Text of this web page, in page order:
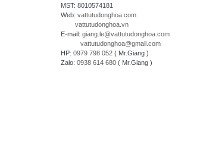
Daiichi Electronics co.,Ltd - Japan
Fuji Electric - Japan
FESTO
FDK Coperation
MST: 8010574181
Web: vattutudonghoa.com
vattutudonghoa.vn
E-mail: giang.le@vattutudonghoa.com
vattutudonghoa@gmail.com
HP: 0979 798 052 ( Mr.Giang )
Zalo: 0938 614 680 ( Mr.Giang )